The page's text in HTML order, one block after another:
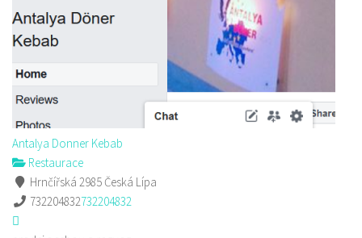
Antalya Donner Kebab
Restaurace
Hrnčířská 2985 Česká Lípa
732204832732204832